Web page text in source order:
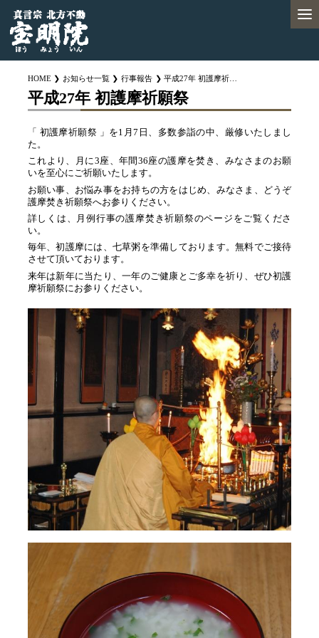
HOME お知らせ一覧 行事報告
平成27年 初護摩祈願祭
「 初護摩祈願祭 」を1月7日、多数参詣の中、厳修いたしまし
た。
これより、月に3座、年間36座の護摩を焚き、みなさまのお願
いを至心にご祈願いたします。
お願い事、お悩み事をお持ちの方をはじめ、みなさま、どうぞ
護摩焚き祈願祭へお参りください。
詳しくは、月例行事の護摩焚き祈願祭のページをご覧くださ
い。
毎年、初護摩には、七草粥を準備しております。無料でご接待
させて頂いております。
来年は新年に当たり、一年のご健康とご多幸を祈り、ぜひ初護
摩祈願祭にお参りください。